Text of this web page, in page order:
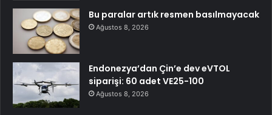
Bu paralar artık resmen basılmayacak
Ağustos 8, 2026
Endonezya’dan Çin’e dev eVTOL
siparişi: 60 adet VE25-100
Ağustos 8, 2026